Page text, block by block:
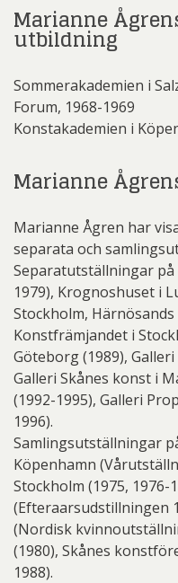
Marianne
utbildning
Sommerakademien i
Forum, 1968-1969
Konstakademien i
Marianne
Marianne Ågren har
separata och
Separatutställningar på
1979), Krognoshuset i
Stockholm,
Konstfrämjandet i
Göteborg (1989),
Galleri Skånes konst i
(1992-1995), Galleri
1996).
Samlingsutställningar
Köpenhamn
Stockholm (1975, 1976-
(Efteraarsudstillningen
(Nordisk
(1980), Skånes
1988).